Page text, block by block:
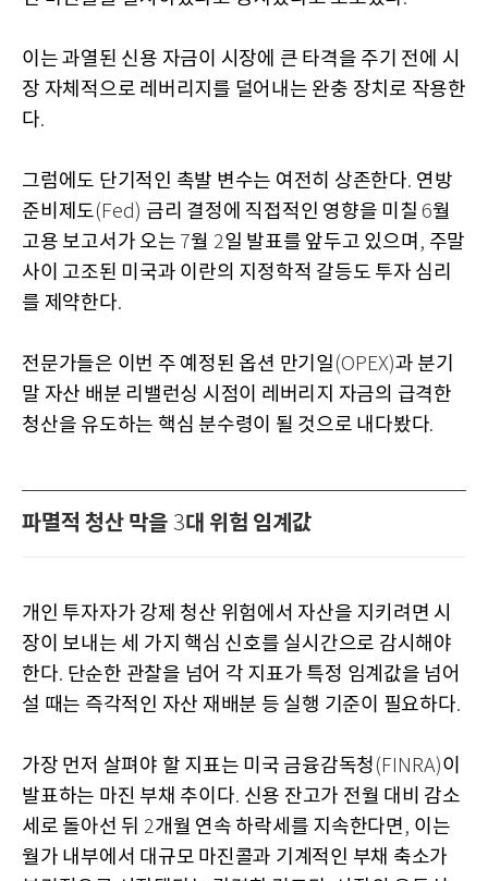
이는 과열된 신용 자금이 시장에 큰 타격을 주기 전에 시
장 자체적으로 레버리지를 덜어내는 완충 장치로 작용한
다.
그럼에도 단기적인 촉발 변수는 여전히 상존한다. 연방
준비제도(Fed) 금리 결정에 직접적인 영향을 미칠 6월
고용 보고서가 오는 7월 2일 발표를 앞두고 있으며 , 주말
사이 고조된 미국과 이란의 지정학적 갈등도 투자 심리
를 제약한다.
전문가들은 이번 주 예정된 옵션 만기일 (OPEX)과 분기
말 자산 배분 리밸런싱 시점이 레버리지 자금의 급격한
청산을 유도하는 핵심 분수령이 될 것으로 내다봤다.
파멸적 청산 막을 3대 위험 임계값
개인 투자자가 강제 청산 위험에서 자산을 지키려면 시
장이 보내는 세 가지 핵심 신호를 실시간으로 감시해야
한다. 단순한 관찰을 넘어 각 지표가 특정 임계값을 넘어
설 때는 즉각적인 자산 재배분 등 실행 기준이 필요하다.
가장 먼저 살펴야 할 지표는 미국 금융감독청 (FINRA)이
발표하는 마진 부채 추이다. 신용 잔고가 전월 대비 감소
세로 돌아선 뒤 2개월 연속 하락세를 지속한다면, 이는
월가 내부에서 대규모 마진콜과 기계적인 부채 축소가